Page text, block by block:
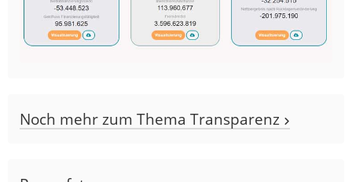
Noch mehr zum Thema Transparenz